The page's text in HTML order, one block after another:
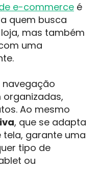
e-commerce é
quem busca
mas também
uma
navegação
Ao mesmo
, que se adapta
garante uma
tipo de
ou